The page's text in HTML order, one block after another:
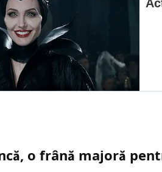
o frână majoră